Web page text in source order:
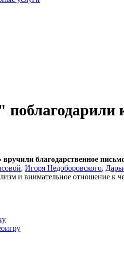
благодарственное
, Игоря Недоборовского,
и внимательное отношение к